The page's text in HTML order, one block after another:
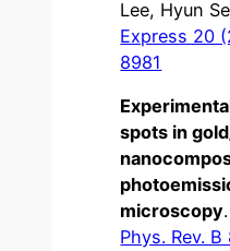
Lee, Hyun
Express 20
8981
spots in
microscopy
Phys. Rev.